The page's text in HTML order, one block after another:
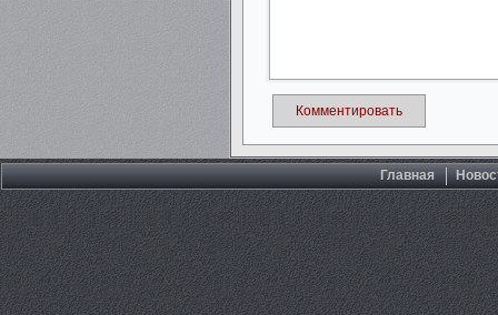
Комментировать
Главная